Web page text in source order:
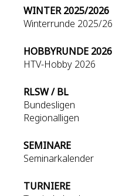
WINTER 2025/2026
Winterrunde 2025/26
HOBBYRUNDE 2026
HTV-Hobby 2026
RLSW / BL
Bundesligen
Regionalligen
SEMINARE
Seminarkalender
TURNIERE